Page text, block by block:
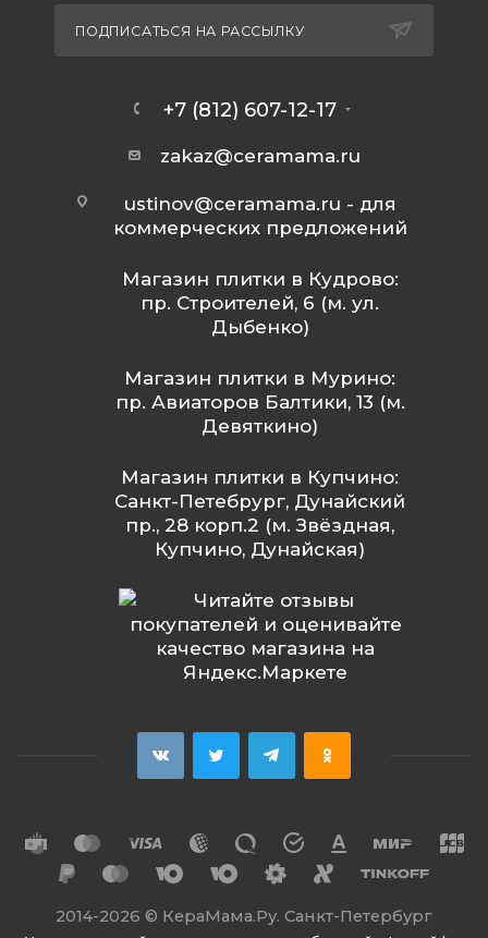
ПОДПИСАТЬСЯ НА РАССЫЛКУ
+7 (812) 607-12-17
zakaz@ceramama.ru
ustinov@ceramama.ru - для
коммерческих предложений
Магазин плитки в Кудрово:
пр. Строителей, 6 (м. ул.
Дыбенко)
Магазин плитки в Мурино:
пр. Авиаторов Балтики, 13 (м.
Девяткино)
Магазин плитки в Купчино:
Санкт-Петебрург, Дунайский
пр., 28 корп.2 (м. Звёздная,
Купчино, Дунайская)
2014-2026 © КераМама.Ру. Санкт-Петербург